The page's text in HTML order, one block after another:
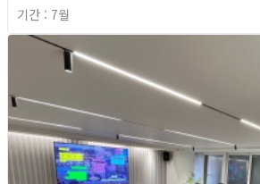
기간 : 7월